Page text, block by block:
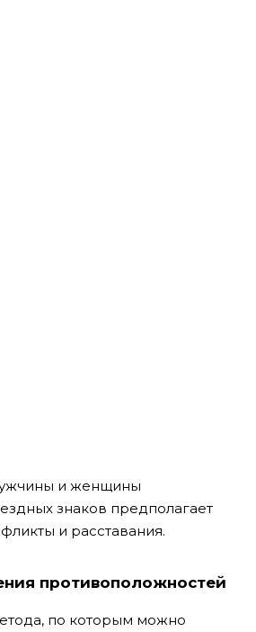
и женщины
знаков предполагает
и расставания.
противоположностей
по которым можно